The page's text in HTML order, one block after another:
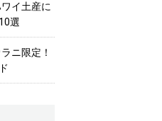
イ土産に
選
ニ限定！